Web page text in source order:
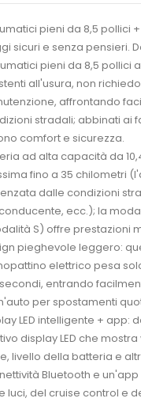
pieni da 8,5 pollici
sicuri e senza pensieri.
pieni da 8,5 pollici
all'usura, non
affrontando
stradali; abbinati ai
comfort e sicurezza.
ad alta capacità da
fino a 35 chilometri
dalle condizioni
ecc.); la
S) offre prestazioni
pieghevole leggero:
elettrico pesa
entrando
per spostamenti
LED intelligente + app:
display LED che
livello della batteria e
Bluetooth e
luci, del cruise control e